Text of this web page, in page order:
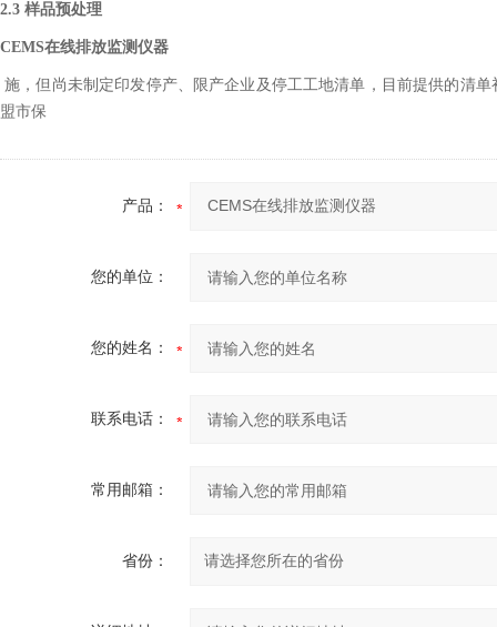
2.3 样品预处理
CEMS在线排放监测仪器
施，但尚未制定印发停产、限产企业及停工工地清单，目前提供的清
盟市保
产品：
您的单位：
您的姓名：
联系电话：
常用邮箱：
省份：